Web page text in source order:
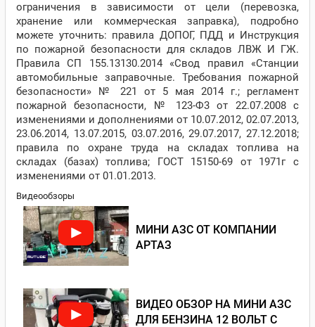
ограничения в зависимости от цели (перевозка,
хранение или коммерческая заправка), подробно
можете уточнить: правила ДОПОГ, ПДД и Инструкция
по пожарной безопасности для складов ЛВЖ И ГЖ.
Правила СП 155.13130.2014 «Свод правил «Станции
автомобильные заправочные. Требования пожарной
безопасности» № 221 от 5 мая 2014 г.; регламент
пожарной безопасности, № 123-Ф3 от 22.07.2008 с
изменениями и дополнениями от 10.07.2012, 02.07.2013,
23.06.2014, 13.07.2015, 03.07.2016, 29.07.2017, 27.12.2018;
правила по охране труда на складах топлива на
складах (базах) топлива; ГОСТ 15150-69 от 1971г с
изменениями от 01.01.2013.
Видеообзоры
МИНИ АЗС ОТ КОМПАНИИ
АРТАЗ
ВИДЕО ОБЗОР НА МИНИ АЗС
ДЛЯ БЕНЗИНА 12 ВОЛЬТ С